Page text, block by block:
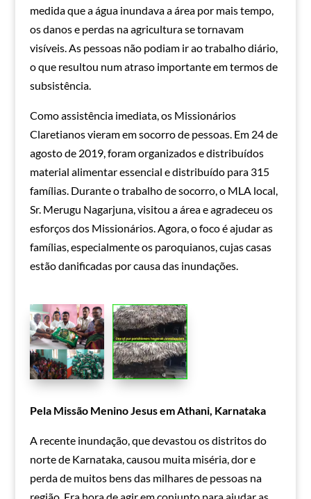
medida que a água inundava a área por mais tempo,
os danos e perdas na agricultura se tornavam
visíveis. As pessoas não podiam ir ao trabalho diário,
o que resultou num atraso importante em termos de
subsistência.
Como assistência imediata, os Missionários
Claretianos vieram em socorro de pessoas. Em 24 de
agosto de 2019, foram organizados e distribuídos
material alimentar essencial e distribuído para 315
famílias. Durante o trabalho de socorro, o MLA local,
Sr. Merugu Nagarjuna, visitou a área e agradeceu os
esforços dos Missionários. Agora, o foco é ajudar as
famílias, especialmente os paroquianos, cujas casas
estão danificadas por causa das inundações.
Pela Missão Menino Jesus em Athani, Karnataka
A recente inundação, que devastou os distritos do
norte de Karnataka, causou muita miséria, dor e
perda de muitos bens das milhares de pessoas na